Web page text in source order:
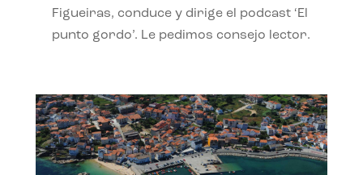
Figueiras, conduce y dirige el podcast ‘El
punto gordo’. Le pedimos consejo lector.